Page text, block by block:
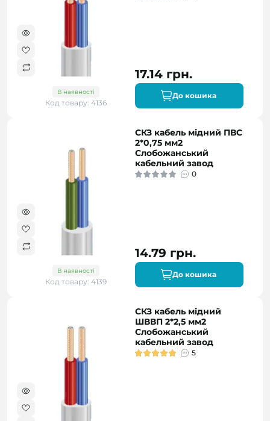
В наявності
Код товару: 4136
17.14 грн.
До кошика
В наявності
Код товару: 4139
СКЗ кабель мідний ПВС
2*0,75 мм2
Слобожанський
кабельний завод
0
14.79 грн.
До кошика
СКЗ кабель мідний
ШВВП 2*2,5 мм2
Слобожанський
кабельний завод
5